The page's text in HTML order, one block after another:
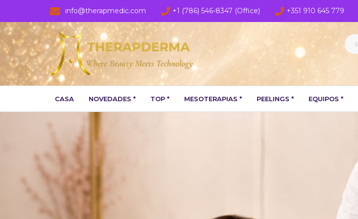
info@therapmedic.com +1 (786) 546-8347 (Office) +351 910 645 779
CASA NOVEDADES * TOP * MESOTERAPIAS * PEELINGS * EQUIPOS *